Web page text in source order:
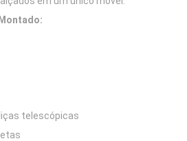
telescópicas